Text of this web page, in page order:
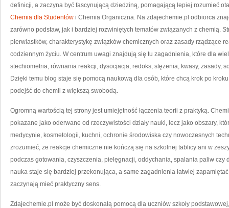
definicji, a zaczyna być fascynującą dziedziną, pomagającą lepiej rozumieć
Chemia dla Studentów i Chemia Organiczna. Na zdajechemie.pl odbiorca
zarówno podstaw, jak i bardziej rozwiniętych tematów związanych z chemią.
pierwiastków, charakterystykę związków chemicznych oraz zasady rządzące
codziennym życiu. W centrum uwagi znajdują się tu zagadnienia, które dla
stechiometria, równania reakcji, dysocjacja, redoks, stężenia, kwasy, zasady,
Dzięki temu blog staje się pomocą naukową dla osób, które chcą krok po
podejść do chemii z większą swobodą.
Ogromną wartością tej strony jest umiejętność łączenia teorii z praktyką.
pokazane jako oderwane od rzeczywistości działy nauki, lecz jako obszary,
medycynie, kosmetologii, kuchni, ochronie środowiska czy nowoczesnych
zrozumieć, że reakcje chemiczne nie kończą się na szkolnej tablicy ani w
podczas gotowania, czyszczenia, pielęgnacji, oddychania, spalania paliw czy
nauka staje się bardziej przekonująca, a same zagadnienia łatwiej
zaczynają mieć praktyczny sens.
Zdajechemie.pl może być doskonałą pomocą dla uczniów szkoły